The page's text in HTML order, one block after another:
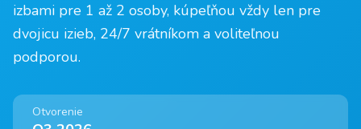
izbami pre 1 až 2 osoby, kúpeľňou vždy len pre
dvojicu izieb, 24/7 vrátníkom a voliteľnou
podporou.
Otvorenie